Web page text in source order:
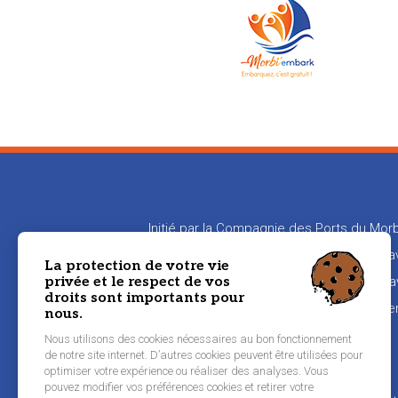
Initié par la Compagnie des Ports du
en relation les propriétaires de bateaux
aux propriétaires de transmettre leur
Pied
de
Inscription équipier
La protection de votre vie
privée et le respect de vos
droits sont importants pour
nous.
Nous utilisons des cookies nécessaires au bon fonctionnement
de notre site internet. D’autres cookies peuvent être utilisées pour
optimiser votre expérience ou réaliser des analyses. Vous
pouvez modifier vos préférences cookies et retirer votre